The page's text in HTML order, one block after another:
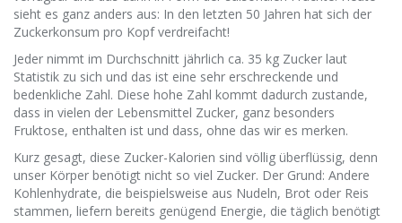
sieht es ganz anders aus: In den letzten 50 Jahren hat sich der
Zuckerkonsum pro Kopf verdreifacht!
Jeder nimmt im Durchschnitt jährlich ca. 35 kg Zucker laut
Statistik zu sich und das ist eine sehr erschreckende und
bedenkliche Zahl. Diese hohe Zahl kommt dadurch zustande,
dass in vielen der Lebensmittel Zucker, ganz besonders
Fruktose, enthalten ist und dass, ohne das wir es merken.
Kurz gesagt, diese Zucker-Kalorien sind völlig überflüssig, denn
unser Körper benötigt nicht so viel Zucker. Der Grund: Andere
Kohlenhydrate, die beispielsweise aus Nudeln, Brot oder Reis
stammen, liefern bereits genügend Energie, die täglich benötigt